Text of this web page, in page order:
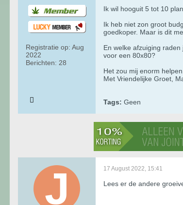
Registratie op: Aug
2022
Berichten: 28
Ik wil hooguit 5 tot 10
Ik heb niet zon groot
goedkoper. Maar is dit
En welke afzuiging
voor een 80x80?
Het zou mij enorm helpen.
Met Vriendelijke Groet,
Tags: Geen
17 August 2022, 15:41
Lees er de andere